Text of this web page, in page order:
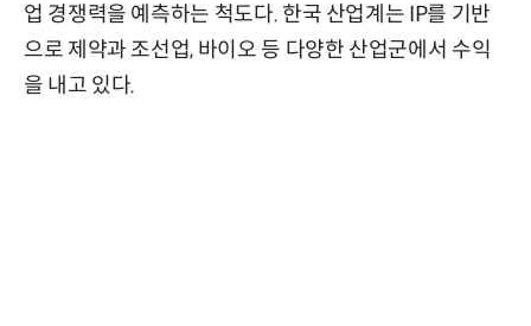
업 경쟁력을 예측하는 척도다. 한국 산업계는 IP를 기반
으로 제약과 조선업, 바이오 등 다양한 산업군에서 수익
을 내고 있다.